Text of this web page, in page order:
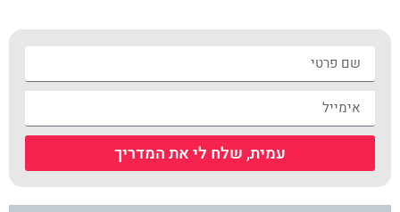
עמית, שלח לי את המדריך